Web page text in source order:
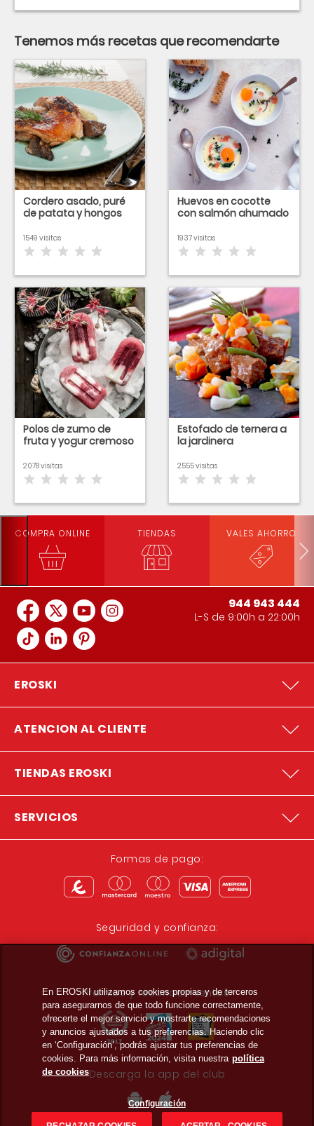
Tenemos más recetas que recomendarte
Cordero asado, puré
de patata y hongos
1549 visitas
Huevos en cocotte
con salmón ahumado
1937 visitas
Polos de zumo de
fruta y yogur cremoso
2078 visitas
Estofado de ternera a
la jardinera
2555 visitas
COMPRA ONLINE TIENDAS VALES AHORRO
944 943 444
L-S de 9:00h a 22:00h
EROSKI
ATENCION AL CLIENTE
TIENDAS EROSKI
SERVICIOS
Formas de pago:
Seguridad y confianza:
Premios y reconocimientos:
Descarga la app del club
En EROSKI utilizamos cookies propias y de terceros
para asegurarnos de que todo funcione correctamente,
ofrecerte el mejor servicio y mostrarte recomendaciones
y anuncios ajustados a tus preferencias. Haciendo clic
en ‘Configuración’, podrás ajustar tus preferencias de
cookies. Para más información, visita nuestra política
de cookies
Configuración